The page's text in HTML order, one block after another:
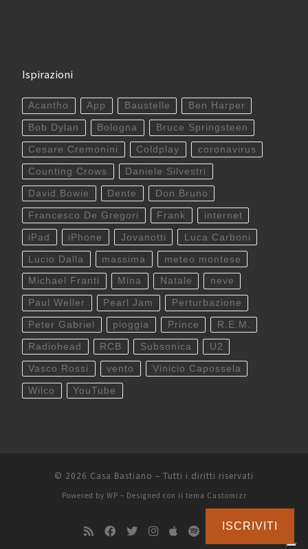
Ispirazioni
Acantho App Baustelle Ben Harper
Bob Dylan Bologna Bruce Springsteen
Cesare Cremonini Coldplay coronavirus
Counting Crows Daniele Silvestri
David Bowie Dente Don Bruno
Francesco De Gregori Frank internet
iPad iPhone Jovanotti Luca Carboni
Lucio Dalla massima meteo montese
Michael Franti Mina Natale neve
Paul Weller Pearl Jam Perturbazione
Peter Gabriel pioggia Prince R.E.M.
Radiohead RCB Subsonica U2
Vasco Rossi vento Vinicio Capossela
Wilco YouTube
© 2026 Casa Bastiano – Tutti i diritti riservati
Powered by WP – Designed con il tema Customizr
ISCRIVITI